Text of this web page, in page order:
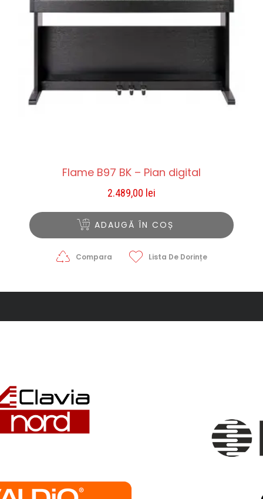
Flame B97 BK – Pian digital
2.489,00 lei
ADAUGĂ ÎN COȘ
Compara Lista De Dorințe